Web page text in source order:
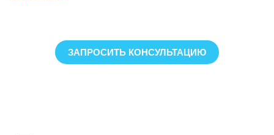
ЗАПРОСИТЬ КОНСУЛЬТАЦИЮ